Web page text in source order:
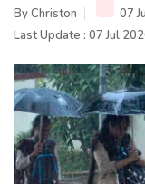
ByChriston
07
Last Update : 07 Jul